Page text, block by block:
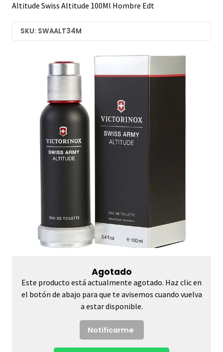
Altitude Swiss Altitude 100Ml Hombre Edt
SKU: SWAALT34M
Agotado
Este producto está actualmente agotado. Haz clic en
el botón de abajo para que te avisemos cuando vuelva
a estar disponible.
Notificarme